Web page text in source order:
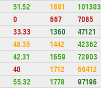
51.52 1881 101303
0 667 7085
33.33 1360 47121
48.35 1442 42362
42.31 1659 72903
40 1712 69412
55.32 1778 97196